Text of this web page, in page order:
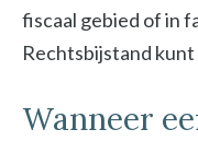
fiscaal gebied of in
Rechtsbijstand
Wanneer